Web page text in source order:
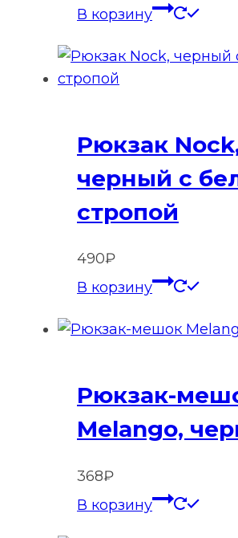
В корзину
Рюкзак
черный с
стропой
490₽
В корзину
Рюкзак-
Melango,
368₽
В корзину